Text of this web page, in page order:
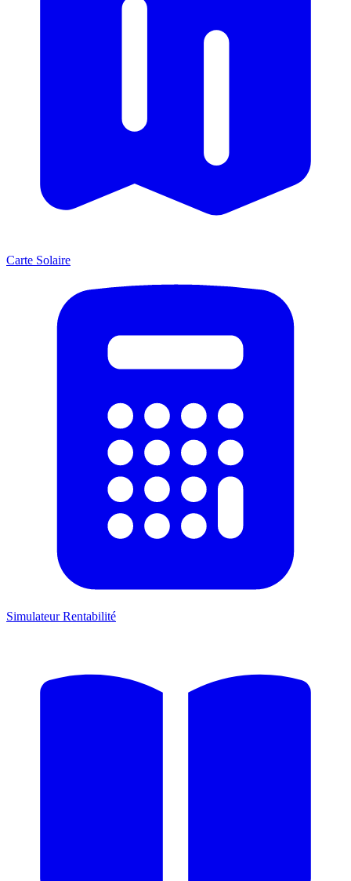
Carte Solaire
Simulateur Rentabilité